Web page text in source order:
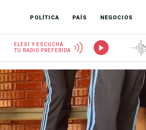
POLÍTICA PAÍS NEGOCIOS
ELEGÍ Y ESCUCHÁ
TU RADIO PREFERIDA